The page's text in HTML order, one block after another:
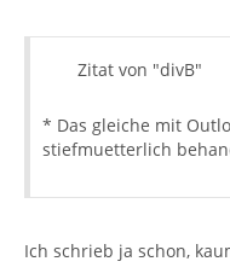
Zitat von "divB"
* Das gleiche mit
stiefmuetterlich
Ich schrieb ja schon,